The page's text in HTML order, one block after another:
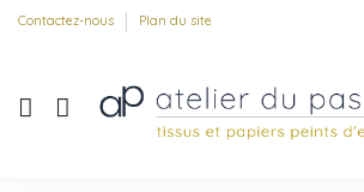
Contactez-nous Plan du site